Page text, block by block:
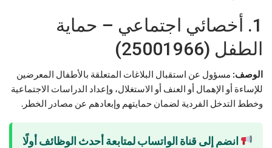
1. أخصائي اجتماعي – حماية
الطفل (25001966)
الوصف: مسؤول عن استقبال البلاغات المتعلقة بالأطفال المعرضين
للإساءة أو الإهمال أو العنف أو الاستغلال، وإعداد الدراسات الاجتماعية
وخطط التدخل الفردية لضمان حمايتهم وإبعادهم عن مصادر الخطر.
انضم إلى قناة الواتساب لمتابعة أحدث الوظائف أولًا